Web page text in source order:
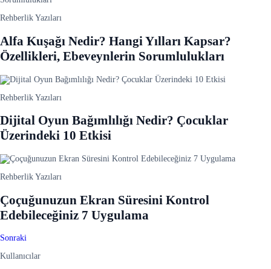
Rehberlik Yazıları
Alfa Kuşağı Nedir? Hangi Yılları Kapsar?
Özellikleri, Ebeveynlerin Sorumlulukları
Rehberlik Yazıları
Dijital Oyun Bağımlılığı Nedir? Çocuklar
Üzerindeki 10 Etkisi
Rehberlik Yazıları
Çoçuğunuzun Ekran Süresini Kontrol
Edebileceğiniz 7 Uygulama
Sonraki
Kullanıcılar